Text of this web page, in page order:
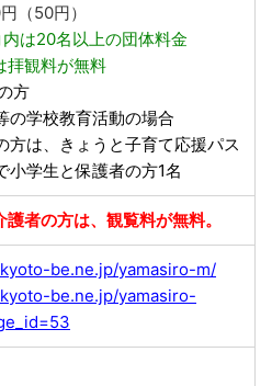
（50円）
は20名以上の団体料金
観料が無料
方
の学校教育活動の場合
方は、きょうと子育て応援パス
小学生と保護者の方1名
者の方は、観覧料が無料。
be.ne.jp/yamasiro-m/
be.ne.jp/yamasiro-